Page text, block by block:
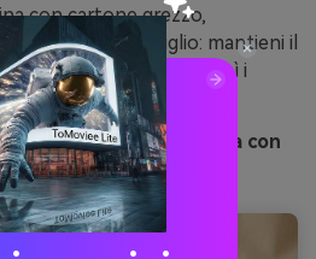
con cartone grezzo,
semplici. Consiglio: mantieni il
attorno al logo, così i
non pesanti.
di mammut generata con